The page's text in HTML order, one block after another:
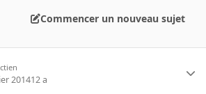
Commencer un nouveau sujet
201412 a